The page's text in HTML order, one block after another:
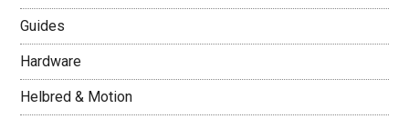
Guides
Hardware
Helbred & Motion